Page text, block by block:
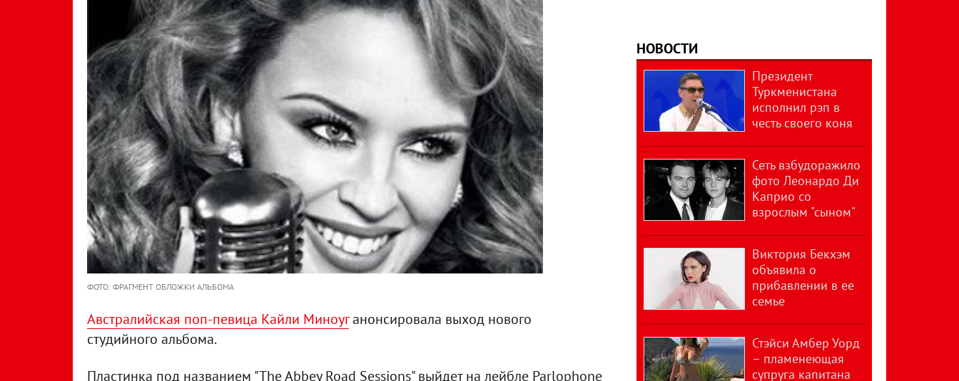
ФОТО: ФРАГМЕНТ ОБЛОЖКИ АЛЬБОМА
Австралийская поп-певица Кайли Миноуганонсировала выход нового
студийного альбома.
Пластинка под названием "The Abbey Road Sessions" выйдет на лейбле Parlophone
НОВОСТИ
Президент
Туркменистана
исполнил рэп в
честь своего коня
Сеть взбудоражило
фото Леонардо Ди
Каприо со
взрослым "сыном"
Виктория Бекхэм
объявила о
прибавлении в ее
семье
Стэйси Амбер Уорд
– пламенеющая
супруга капитана